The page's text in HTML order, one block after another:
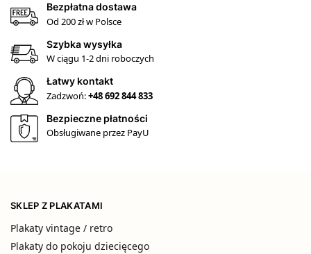
Bezpłatna dostawa
Od 200 zł w Polsce
Szybka wysyłka
W ciągu 1-2 dni roboczych
Łatwy kontakt
Zadzwoń:+48 692 844 833
Bezpieczne płatności
Obsługiwane przez PayU
SKLEP Z PLAKATAMI
Plakaty vintage / retro
Plakaty do pokoju dziecięcego